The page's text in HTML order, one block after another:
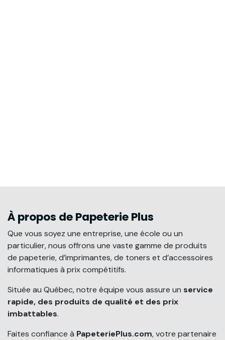
À propos de Papeterie Plus
Que vous soyez une entreprise, une école ou un
particulier, nous offrons une vaste gamme de produits
de papeterie, d’imprimantes, de toners et d’accessoires
informatiques à prix compétitifs.
Située au Québec, notre équipe vous assure un service
rapide, des produits de qualité et des prix
imbattables.
Faites confiance à PapeteriePlus.com, votre partenaire